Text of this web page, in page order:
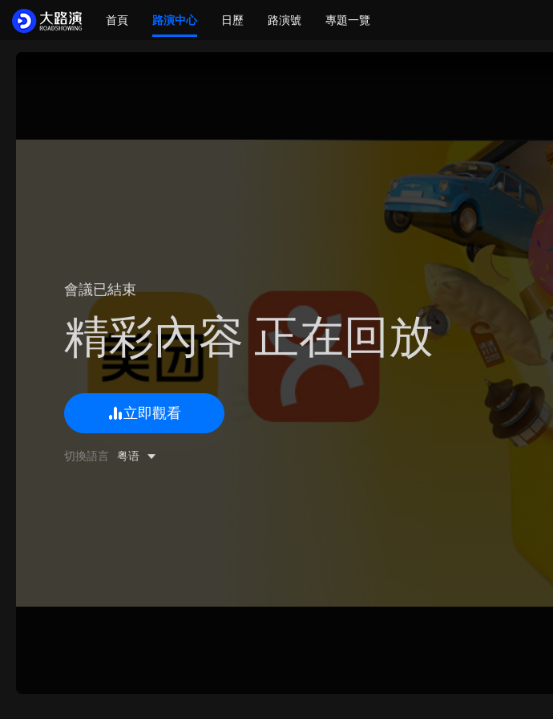
首頁 路演中心 日歷 路演號 專題一覽
會議已結束
精彩內容 正在回放
立即觀看
切換語言 粤语
0/500 字